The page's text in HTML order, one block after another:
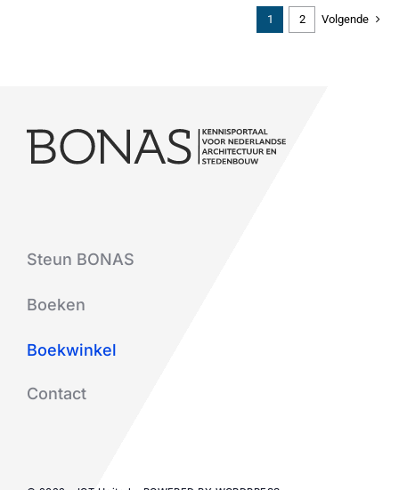
1 2 Volgende
Steun BONAS
Boeken
Boekwinkel
Contact